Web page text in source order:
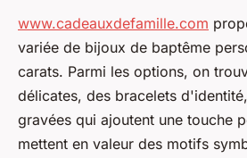
www.cadeauxdefamille.com
variée de bijoux de baptême
carats. Parmi les options, on
délicates, des bracelets
gravées qui ajoutent une touche
mettent en valeur des motifs